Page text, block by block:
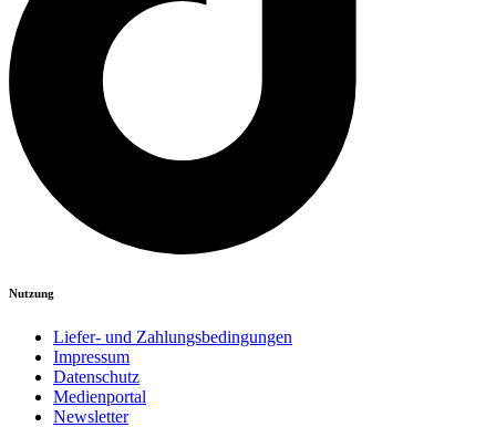
Nutzung
Liefer- und Zahlungsbedingungen
Impressum
Datenschutz
Medienportal
Newsletter